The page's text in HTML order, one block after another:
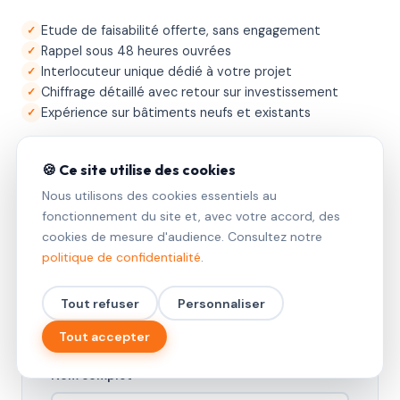
Etude de faisabilité offerte, sans engagement
Rappel sous 48 heures ouvrées
Interlocuteur unique dédié à votre projet
Chiffrage détaillé avec retour sur investissement
Expérience sur bâtiments neufs et existants
Société *
Fonction *
Nom complet *
🍪 Ce site utilise des cookies
Nous utilisons des cookies essentiels au
fonctionnement du site et, avec votre accord, des
cookies de mesure d'audience. Consultez notre
politique de confidentialité.
Tout refuser Personnaliser
Tout accepter